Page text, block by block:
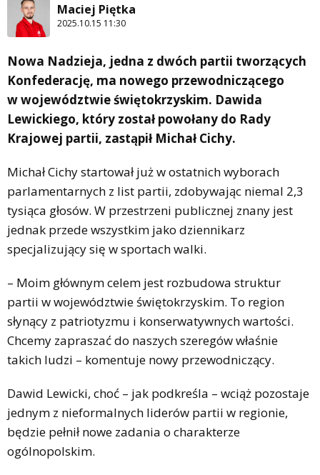
Maciej Piętka
2025.10.15 11:30
Nowa Nadzieja, jedna z dwóch partii tworzących
Konfederację, ma nowego przewodniczącego
w województwie świętokrzyskim. Dawida
Lewickiego, który został powołany do Rady
Krajowej partii, zastąpił Michał Cichy.
Michał Cichy startował już w ostatnich wyborach
parlamentarnych z list partii, zdobywając niemal 2,3
tysiąca głosów. W przestrzeni publicznej znany jest
jednak przede wszystkim jako dziennikarz
specjalizujący się w sportach walki.
– Moim głównym celem jest rozbudowa struktur
partii w województwie świętokrzyskim. To region
słynący z patriotyzmu i konserwatywnych wartości.
Chcemy zapraszać do naszych szeregów właśnie
takich ludzi – komentuje nowy przewodniczący.
Dawid Lewicki, choć – jak podkreśla – wciąż pozostaje
jednym z nieformalnych liderów partii w regionie,
będzie pełnił nowe zadania o charakterze
ogólnopolskim.